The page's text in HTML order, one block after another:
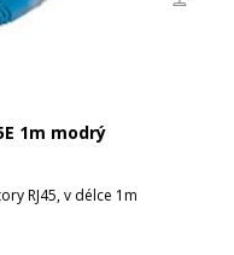
1m modrý
RJ45, v délce 1m